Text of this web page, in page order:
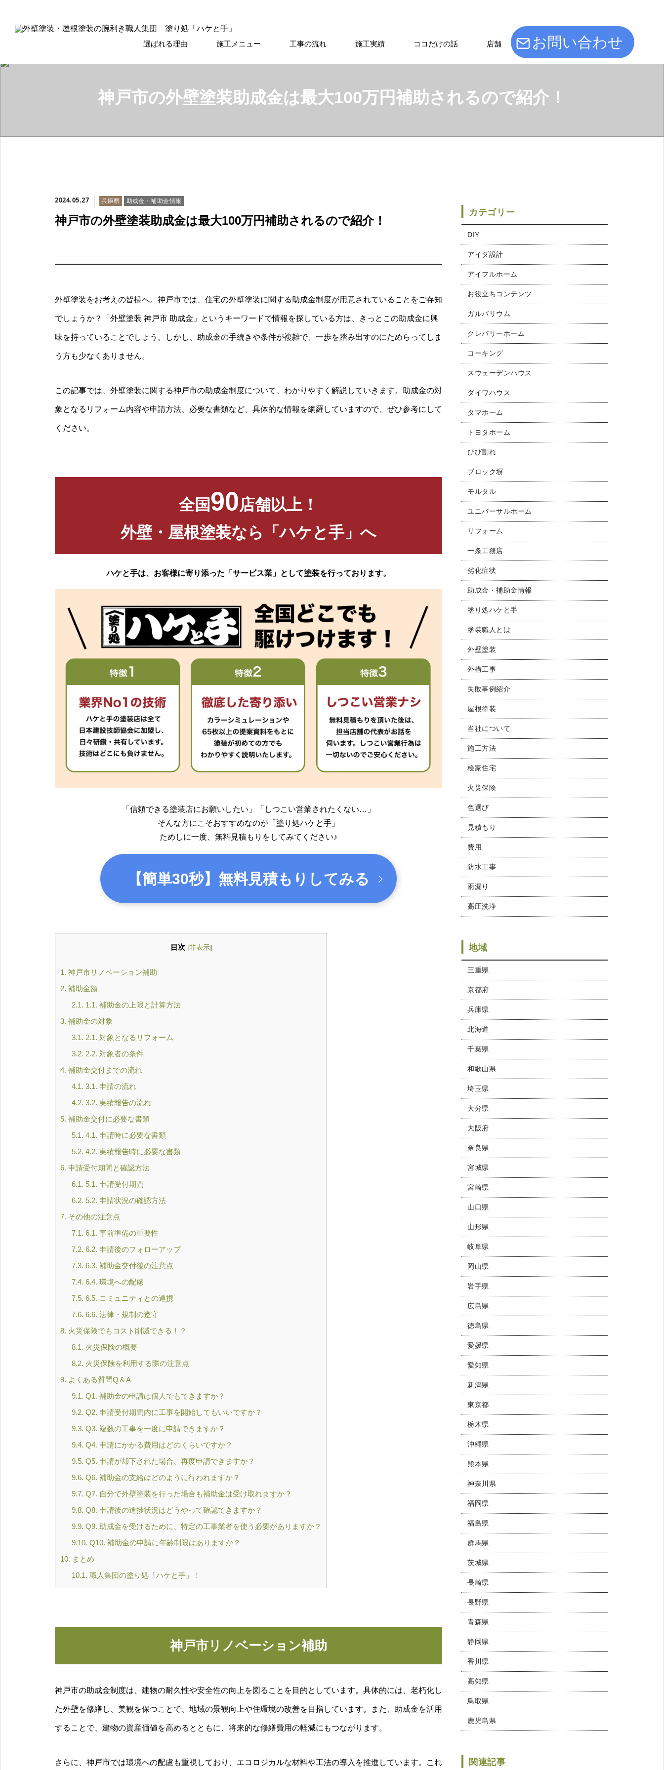
選ばれる理由 施工メニュー 工事の流れ 施工実績 ココだけの話 店舗 お問い合わせ
神戸市の外壁塗装助成金は最大100万円補助されるので紹介！
2024.05.27 兵庫県 助成金・補助金情報
神戸市の外壁塗装助成金は最大100万円補助されるので紹介！
外壁塗装をお考えの皆様へ。神戸市では、住宅の外壁塗装に関する助成金制度が用意されていることをご存知
でしょうか？「外壁塗装 神戸市 助成金」というキーワードで情報を探している方は、きっとこの助成金に興
味を持っていることでしょう。しかし、助成金の手続きや条件が複雑で、一歩を踏み出すのにためらってしま
う方も少なくありません。
この記事では、外壁塗装に関する神戸市の助成金制度について、わかりやすく解説していきます。助成金の対
象となるリフォーム内容や申請方法、必要な書類など、具体的な情報を網羅していますので、ぜひ参考にして
ください。
全国90店舗以上！
外壁・屋根塗装なら「ハケと手」へ
ハケと手は、お客様に寄り添った「サービス業」として塗装を行っております。
「信頼できる塗装店にお願いしたい」
「しつこい営業されたくない…」
そんな方にこそおすすめなのが「塗り処ハケと手」
ためしに一度、無料見積もりをしてみてください♪
【簡単30秒】 無料見積もりしてみる
目次 [非表示]
1. 神戸市リノベーション補助
2. 補助金額
2.1. 1.1. 補助金の上限と計算方法
3. 補助金の対象
3.1. 2.1. 対象となるリフォーム
3.2. 2.2. 対象者の条件
4. 補助金交付までの流れ
4.1. 3.1. 申請の流れ
4.2. 3.2. 実績報告の流れ
5. 補助金交付に必要な書類
5.1. 4.1. 申請時に必要な書類
5.2. 4.2. 実績報告時に必要な書類
6. 申請受付期間と確認方法
6.1. 5.1. 申請受付期間
6.2. 5.2. 申請状況の確認方法
7. その他の注意点
7.1. 6.1. 事前準備の重要性
7.2. 6.2. 申請後のフォローアップ
7.3. 6.3. 補助金交付後の注意点
7.4. 6.4. 環境への配慮
7.5. 6.5. コミュニティとの連携
7.6. 6.6. 法律・規制の遵守
8. 火災保険でもコスト削減できる！？
8.1. 火災保険の概要
8.2. 火災保険を利用する際の注意点
9. よくある質問Q＆A
9.1. Q1. 補助金の申請は個人でもできますか？
9.2. Q2. 申請受付期間内に工事を開始してもいいですか？
9.3. Q3. 複数の工事を一度に申請できますか？
9.4. Q4. 申請にかかる費用はどのくらいですか？
9.5. Q5. 申請が却下された場合、再度申請できますか？
9.6. Q6. 補助金の支給はどのように行われますか？
9.7. Q7. 自分で外壁塗装を行った場合も補助金は受け取れますか？
9.8. Q8. 申請後の進捗状況はどうやって確認できますか？
9.9. Q9. 助成金を受けるために、特定の工事業者を使う必要がありますか？
9.10. Q10. 補助金の申請に年齢制限はありますか？
10. まとめ
10.1. 職人集団の塗り処「ハケと手」！
神戸市リノベーション補助
神戸市の助成金制度は、建物の耐久性や安全性の向上を図ることを目的としています。具体的には、老朽化し
た外壁を修繕し、美観を保つことで、地域の景観向上や住環境の改善を目指しています。また、助成金を活用
することで、建物の資産価値を高めるとともに、将来的な修繕費用の軽減にもつながります。
さらに、神戸市では環境への配慮も重視しており、エコロジカルな材料や工法の導入を推進しています。これ
カテゴリー
DIY
アイダ設計
アイフルホーム
お役立ちコンテンツ
ガルバリウム
クレバリーホーム
コーキング
スウェーデンハウス
ダイワハウス
タマホーム
トヨタホーム
ひび割れ
ブロック塀
モルタル
ユニバーサルホーム
リフォーム
一条工務店
劣化症状
助成金・補助金情報
塗り処ハケと手
塗装職人とは
外壁塗装
外構工事
失敗事例紹介
屋根塗装
当社について
施工方法
桧家住宅
火災保険
色選び
見積もり
費用
防水工事
雨漏り
高圧洗浄
地域
三重県
京都府
兵庫県
北海道
千葉県
和歌山県
埼玉県
大分県
大阪府
奈良県
宮城県
宮崎県
山口県
山形県
岐阜県
岡山県
岩手県
広島県
徳島県
愛媛県
愛知県
新潟県
東京都
栃木県
沖縄県
熊本県
神奈川県
福岡県
福島県
群馬県
茨城県
長崎県
長野県
青森県
静岡県
香川県
高知県
鳥取県
鹿児島県
関連記事